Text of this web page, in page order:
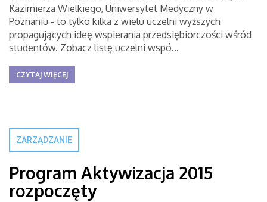
Kazimierza Wielkiego, Uniwersytet Medyczny w
Poznaniu - to tylko kilka z wielu uczelni wyższych
propagujących ideę wspierania przedsiębiorczości wśród
studentów. Zobacz listę uczelni wspó...
CZYTAJ WIĘCEJ
ZARZĄDZANIE
Program Aktywizacja 2015
rozpoczęty